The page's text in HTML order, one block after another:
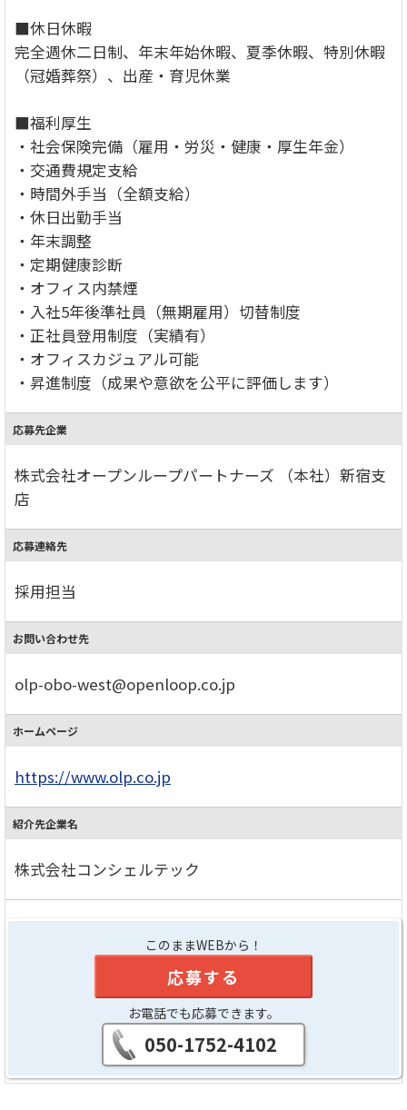
■休日休暇
完全週休二日制、年末年始休暇、夏季休暇、特別休暇
（冠婚葬祭）、出産・育児休業
■福利厚生
・社会保険完備（雇用・労災・健康・厚生年金）
・交通費規定支給
・時間外手当（全額支給）
・休日出勤手当
・年末調整
・定期健康診断
・オフィス内禁煙
・入社5年後準社員（無期雇用）切替制度
・正社員登用制度（実績有）
・オフィスカジュアル可能
・昇進制度（成果や意欲を公平に評価します）
応募先企業
株式会社オープンループパートナーズ （本社）新宿支
店
応募連絡先
採用担当
お問い合わせ先
olp-obo-west@openloop.co.jp
ホームページ
https://www.olp.co.jp
紹介先企業名
株式会社コンシェルテック
このままWEBから！
応募する
お電話でも応募できます。
050-1752-4102